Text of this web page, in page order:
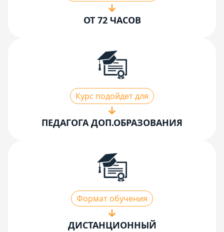
ОТ 72 ЧАСОВ
Курс подойдет для
ПЕДАГОГА ДОП.ОБРАЗОВАНИЯ
Формат обучения
ДИСТАНЦИОННЫЙ